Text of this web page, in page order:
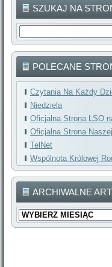
SZUKAJ NA
POLECANE
Czytania Na Każdy
Niedziela
Oficjalna Strona LSO
Oficjalna Strona
TelNet
Wspólnota Królowej
ARCHIWALNE
Archiwalne
Artykuły